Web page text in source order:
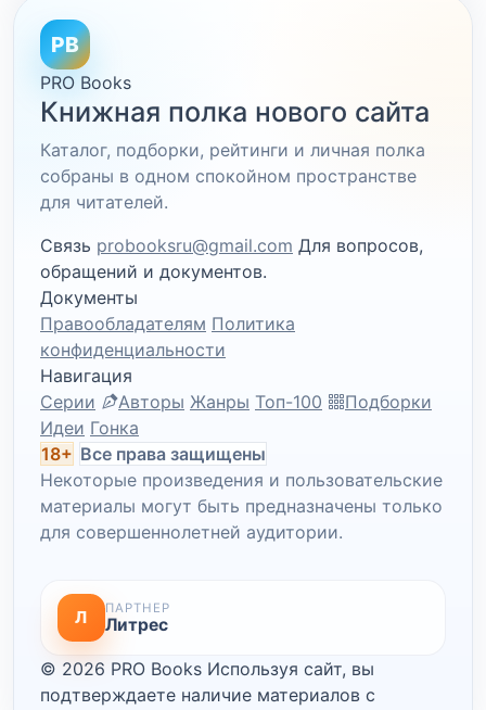
PB
PRO Books
Книжная полка нового сайта
Каталог, подборки, рейтинги и личная полка
собраны в одном спокойном пространстве
для читателей.
Связь probooksru@gmail.com Для вопросов,
обращений и документов.
Документы
Правообладателям Политика
конфиденциальности
Навигация
Серии
Авторы Жанры Топ-100
Подборки
Идеи Гонка
18+ Все права защищены
Некоторые произведения и пользовательские
материалы могут быть предназначены только
для совершеннолетней аудитории.
Л ПАРТНЕР
Литрес
© 2026 PRO Books Используя сайт, вы
подтверждаете наличие материалов с